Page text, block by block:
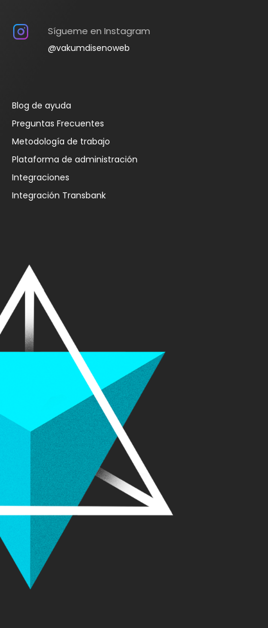
Sígueme en Instagram
@vakumdisenoweb
Blog de ayuda
Preguntas Frecuentes
Metodología de trabajo
Plataforma de administración
Integraciones
Integración Transbank